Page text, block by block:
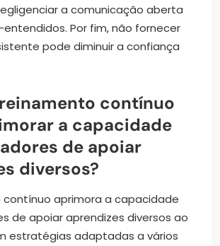
a comunicação aberta
Por fim, não fornecer
pode diminuir a confiança
contínuo
a capacidade
de apoiar
diversos?
aprimora a capacidade
de apoiar aprendizes diversos ao
estratégias adaptadas a vários